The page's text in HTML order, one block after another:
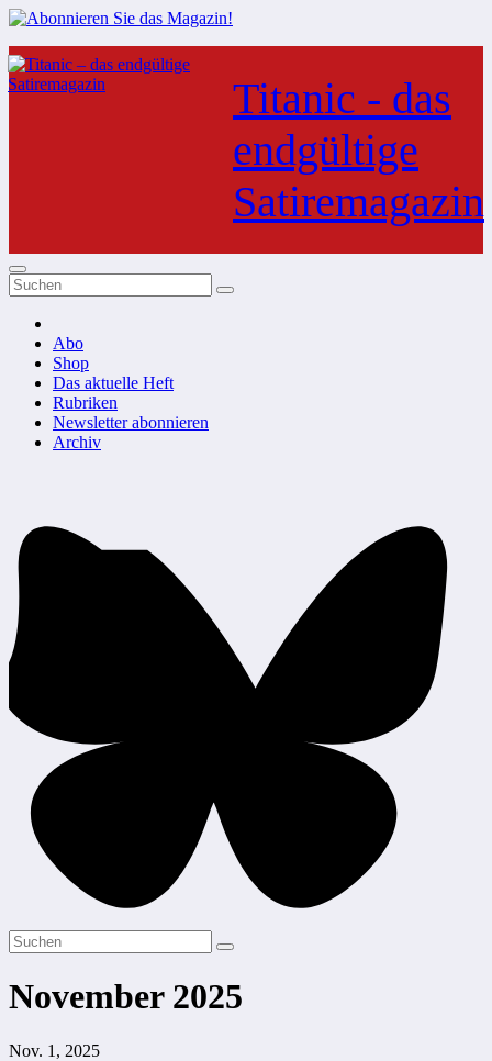
Zum
Inhalt
springen
Titanic - das
endgültige
Satiremagazin
Abo
Shop
Das aktuelle Heft
Rubriken
Newsletter abonnieren
Archiv
November 2025
Nov. 1, 2025